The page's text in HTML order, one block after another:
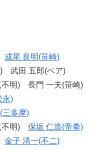
成尾 良明(笹崎)
武田 五郎(ベア)
明) 長門 一夫(笹崎)
永)
三多摩)
不明) 保坂 仁造(帝拳)
金子 清一(不二)